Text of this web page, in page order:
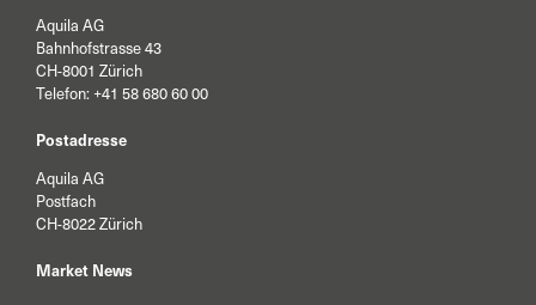
Aquila AG
Bahnhofstrasse 43
CH-8001 Zürich
Telefon: +41 58 680 60 00
Postadresse
Aquila AG
Postfach
CH-8022 Zürich
Market News